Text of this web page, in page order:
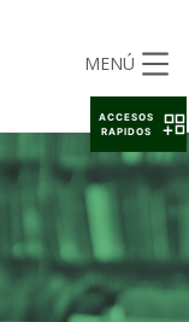
MENÚ
ACCESOS
RAPIDOS